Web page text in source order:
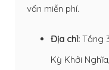
vấn miễn phí.
Địa chỉ: Tầng
Kỳ Khởi